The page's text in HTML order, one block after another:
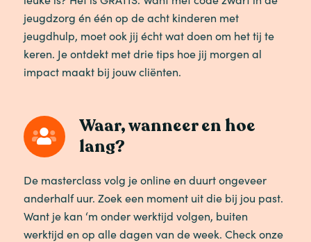
jeugdzorg én één op de acht kinderen met
jeugdhulp, moet ook jij écht wat doen om het tij te
keren. Je ontdekt met drie tips hoe jij morgen al
impact maakt bij jouw cliënten.
Waar, wanneer en hoe
lang?
De masterclass volg je online en duurt ongeveer
anderhalf uur. Zoek een moment uit die bij jou past.
Want je kan ‘m onder werktijd volgen, buiten
werktijd en op alle dagen van de week. Check onze